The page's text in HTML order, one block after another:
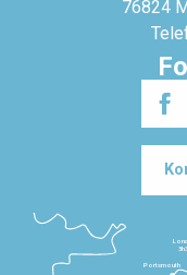
76824
Portsmouth